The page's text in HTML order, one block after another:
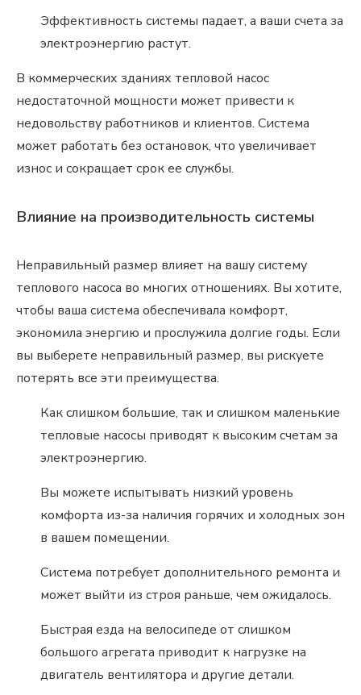
Эффективность системы падает, а ваши счета за
электроэнергию растут.
В коммерческих зданиях тепловой насос
недостаточной мощности может привести к
недовольству работников и клиентов. Система
может работать без остановок, что увеличивает
износ и сокращает срок ее службы.
Влияние на производительность системы
Неправильный размер влияет на вашу систему
теплового насоса во многих отношениях. Вы хотите,
чтобы ваша система обеспечивала комфорт,
экономила энергию и прослужила долгие годы. Если
вы выберете неправильный размер, вы рискуете
потерять все эти преимущества.
Как слишком большие, так и слишком маленькие
тепловые насосы приводят к высоким счетам за
электроэнергию.
Вы можете испытывать низкий уровень
комфорта из-за наличия горячих и холодных зон
в вашем помещении.
Система потребует дополнительного ремонта и
может выйти из строя раньше, чем ожидалось.
Быстрая езда на велосипеде от слишком
большого агрегата приводит к нагрузке на
двигатель вентилятора и другие детали.